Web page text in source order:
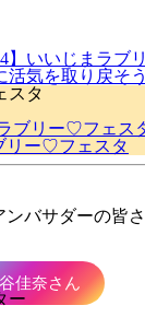
】いいじまラ
活気を取り戻そ
スタ
ブリー♡フェス
リー♡フェスタ
バサダーの皆
佳奈さん
ー